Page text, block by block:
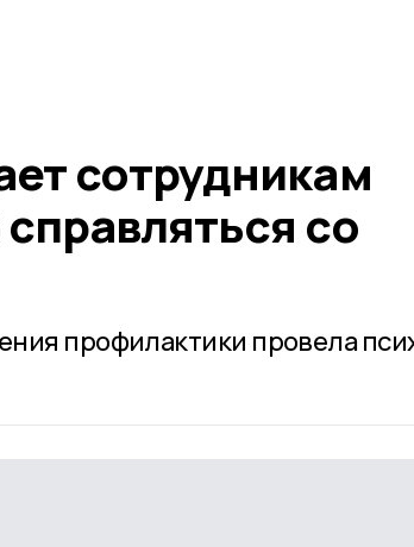
сотрудникам
со
профилактики провела